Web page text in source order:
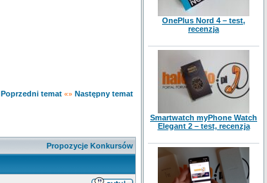
Poprzedni temat «» Następny temat
Propozycje Konkursów
OnePlus Nord 4 – test,
recenzja
Smartwatch myPhone Watch
Elegant 2 – test, recenzja